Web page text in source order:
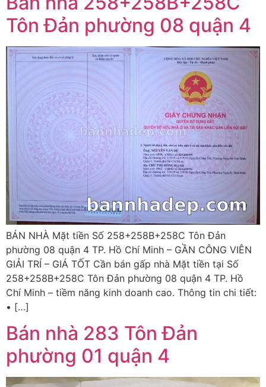
Tôn Đản phường 08 quận 4
BÁN NHÀ Mặt tiền Số 258+258B+258C Tôn Đản
phường 08 quận 4 TP. Hồ Chí Minh – GẦN CÔNG VIÊN
GIẢI TRÍ – GIÁ TỐT Cần bán gấp nhà Mặt tiền tại Số
258+258B+258C Tôn Đản phường 08 quận 4 TP. Hồ
Chí Minh – tiềm năng kinh doanh cao. Thông tin chi tiết:
• […]
Bán nhà 283 Tôn Đản
phường 01 quận 4